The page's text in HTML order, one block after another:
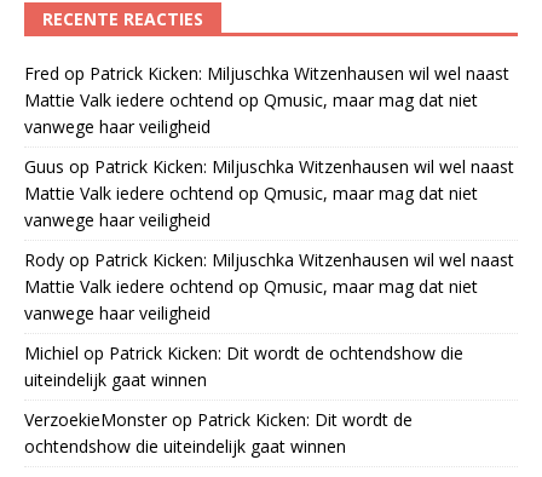
RECENTE REACTIES
Fred op Patrick Kicken: Miljuschka Witzenhausen wil wel naast
Mattie Valk iedere ochtend op Qmusic, maar mag dat niet
vanwege haar veiligheid
Guus op Patrick Kicken: Miljuschka Witzenhausen wil wel naast
Mattie Valk iedere ochtend op Qmusic, maar mag dat niet
vanwege haar veiligheid
Rody op Patrick Kicken: Miljuschka Witzenhausen wil wel naast
Mattie Valk iedere ochtend op Qmusic, maar mag dat niet
vanwege haar veiligheid
Michiel op Patrick Kicken: Dit wordt de ochtendshow die
uiteindelijk gaat winnen
VerzoekieMonsterop Patrick Kicken: Dit wordt de
ochtendshow die uiteindelijk gaat winnen